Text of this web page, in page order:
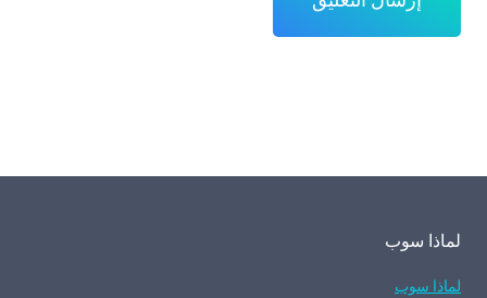
لماذا سوب
لماذا سوب